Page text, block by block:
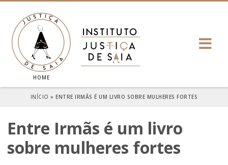
HOME
INÍCIO »ENTRE IRMÃS É UM LIVRO SOBRE MULHERES FORTES
Entre Irmãs é um livro
sobre mulheres fortes